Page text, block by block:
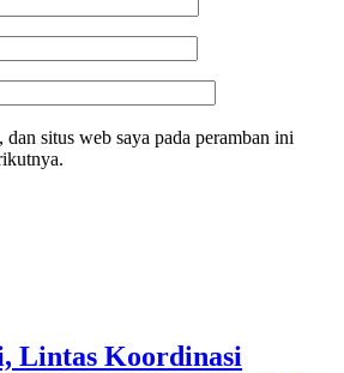
dan situs web saya pada peramban ini
Lintas Koordinasi